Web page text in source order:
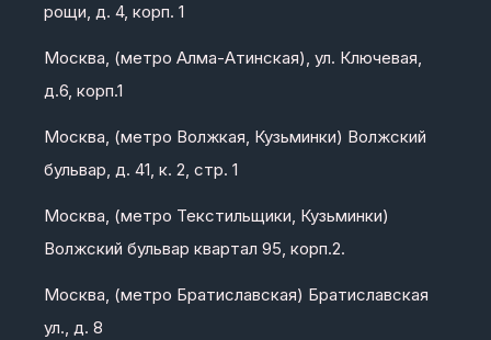
рощи, д. 4, корп. 1
Москва, (метро Алма-Атинская), ул. Ключевая,
д.6, корп.1
Москва, (метро Волжкая, Кузьминки) Волжский
бульвар, д. 41, к. 2, стр. 1
Москва, (метро Текстильщики, Кузьминки)
Волжский бульвар квартал 95, корп.2.
Москва, (метро Братиславская) Братиславская
ул., д. 8